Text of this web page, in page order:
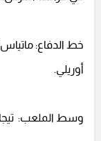
خط الدفاع: ماتياس
أوريلي.
وسط الملعب: